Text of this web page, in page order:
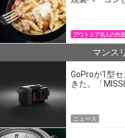
アウトドア名人の外
マンス
GoProが1型
きた。「
ニュース